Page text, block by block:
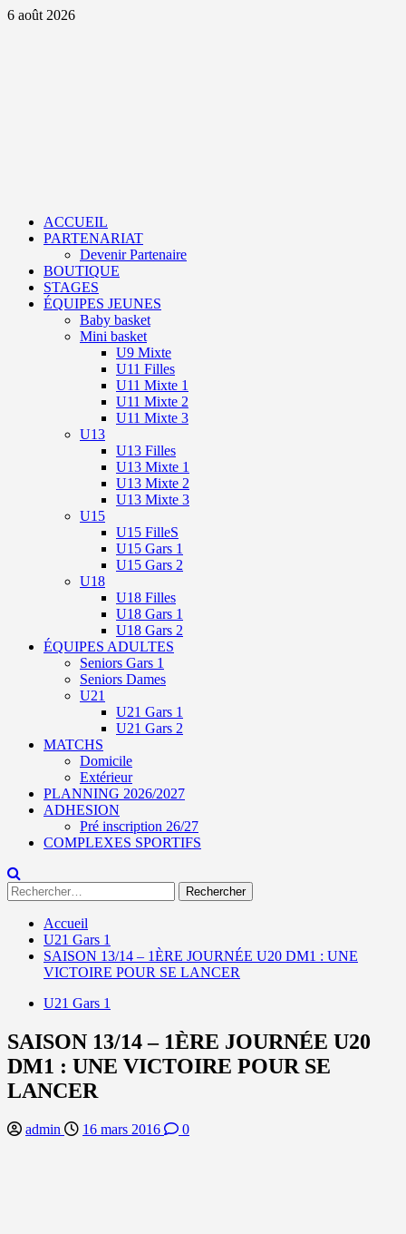
Aller
6 août 2026
ACCUEIL
PARTENARIAT
Devenir Partenaire
BOUTIQUE
STAGES
ÉQUIPES JEUNES
Baby basket
Mini basket
U9 Mixte
U11 Filles
U11 Mixte 1
U11 Mixte 2
U11 Mixte 3
U13
U13 Filles
U13 Mixte 1
U13 Mixte 2
U13 Mixte 3
U15
U15 FilleS
U15 Gars 1
U15 Gars 2
U18
U18 Filles
U18 Gars 1
U18 Gars 2
ÉQUIPES ADULTES
Seniors Gars 1
Seniors Dames
U21
U21 Gars 1
U21 Gars 2
MATCHS
Domicile
Extérieur
PLANNING 2026/2027
ADHESION
Pré inscription 26/27
COMPLEXES SPORTIFS
Rechercher :
Accueil
U21 Gars 1
SAISON 13/14 – 1ÈRE JOURNÉE U20 DM1 : UNE
VICTOIRE POUR SE LANCER
U21 Gars 1
SAISON 13/14 – 1ÈRE JOURNÉE U20
DM1 : UNE VICTOIRE POUR SE
LANCER
admin 16 mars 2016 0